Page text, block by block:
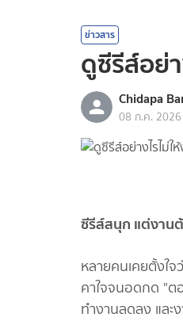
ข่าวสาร
ดูซีรีส์อย่
Chidapa
08 ก.ค. 2026
ซีรีส์สนุก แต่งาน
หลายคนเคยตั้งใ
คาใจจนอดกด "ต
ทำงานลดลง และ